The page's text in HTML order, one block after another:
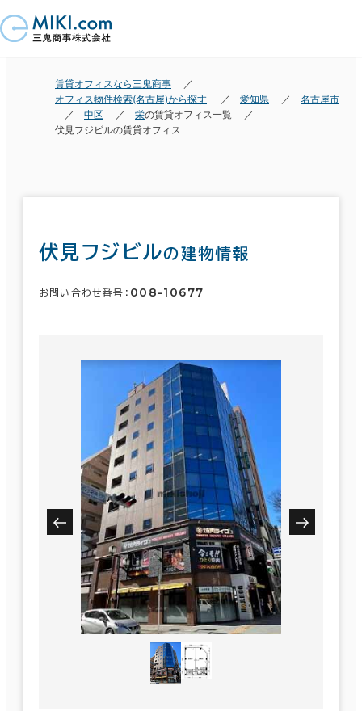
賃貸オフィスなら三鬼商事
オフィス物件検索(名古屋)から探す
愛知県
名古屋市
中区
栄の賃貸オフィス一覧
伏見フジビルの賃貸オフィス
伏見フジビルの建物情報
お問い合わせ番号： 008-10677